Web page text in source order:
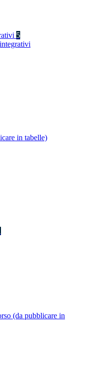
5
in tabelle)
(da pubblicare in